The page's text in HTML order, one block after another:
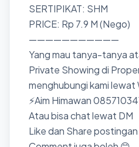
SERTIPIKAT: SHM
PRICE: Rp 7.9 M (Nego)
———————————
Yang mau tanya-tanya
Private Showing di
menghubungi kami lewat
⚡Aim Himawan
Atau bisa chat lewat DM
Like dan Share postingan